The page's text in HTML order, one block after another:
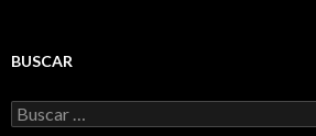
BUSCAR
Buscar: